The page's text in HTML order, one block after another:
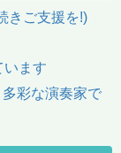
きご支援を!)
います
彩な演奏家で